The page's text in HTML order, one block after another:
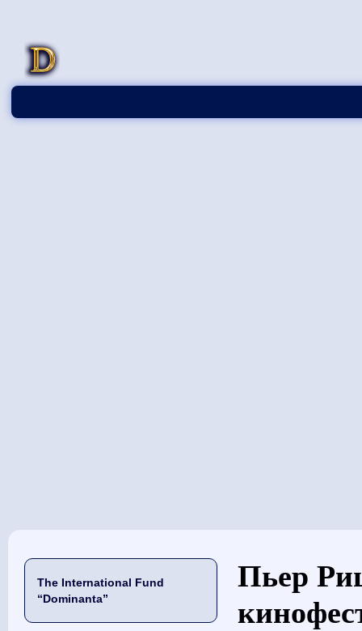
The International Fund
“Dominanta”
当前位置
Пьер